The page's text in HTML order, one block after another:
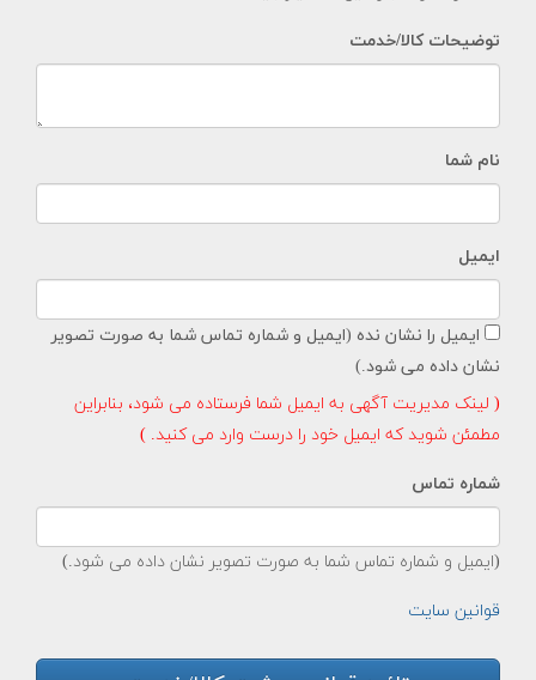
توضیحات کالا/خدمت
نام شما
ایمیل
ایمیل را نشان نده (ایمیل و شماره تماس شما به صورت تصویر
نشان داده می شود.)
( لینک مدیریت آگهی به ایمیل شما فرستاده می شود، بنابراین
مطمئن شوید که ایمیل خود را درست وارد می کنید. )
شماره تماس
(ایمیل و شماره تماس شما به صورت تصویر نشان داده می شود.)
قوانین سایت